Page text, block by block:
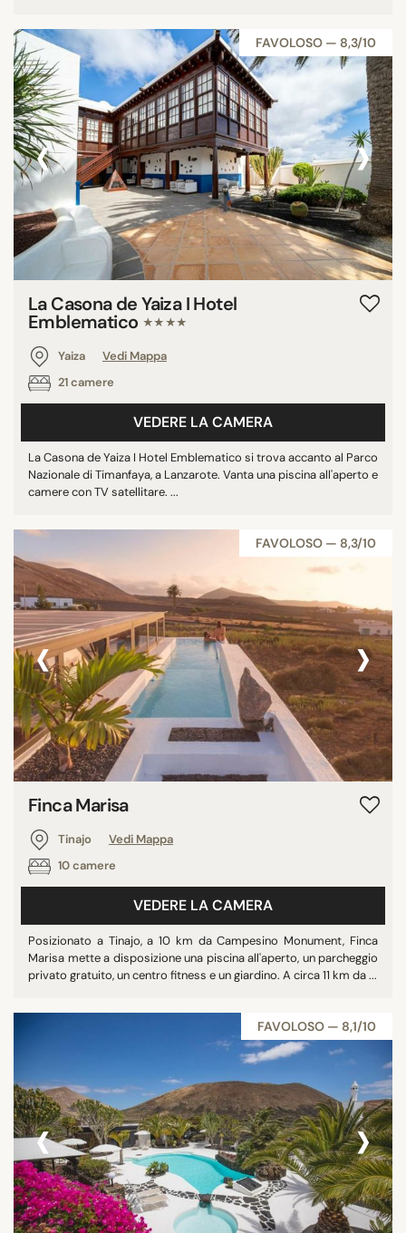
FAVOLOSO — 8,3/10
‹ ›
La Casona de Yaiza I Hotel
Emblematico ★★★★
Yaiza
Vedi Mappa
21 camere
VEDERE LA CAMERA
La Casona de Yaiza I Hotel Emblematico si trova accanto al Parco
Nazionale di Timanfaya, a Lanzarote. Vanta una piscina all'aperto e
camere con TV satellitare. ...
FAVOLOSO — 8,3/10
‹ ›
Finca Marisa
Tinajo
Vedi Mappa
10 camere
VEDERE LA CAMERA
Posizionato a Tinajo, a 10 km da Campesino Monument, Finca
Marisa mette a disposizione una piscina all'aperto, un parcheggio
privato gratuito, un centro fitness e un giardino. A circa 11 km da ...
FAVOLOSO — 8,1/10
‹ ›